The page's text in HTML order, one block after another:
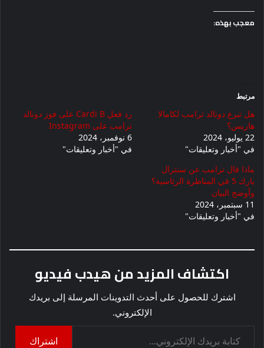
معجب بهذه:
مرتبط
هل تبرع دونالد ترامب لكامالا
هاريس؟
22 يوليو، 2024
في "أخبار وتعليقات"
رد فعل Cardi B على فوز دونالد
ترامب على Instagram
6 نوفمبر، 2024
في "أخبار وتعليقات"
ماذا قال ترامب عن سنترال
بارك 5 في المناظرة الرئاسية؟
وأوضح البيان
11 سبتمبر، 2024
في "أخبار وتعليقات"
اكتشاف المزيد من هيدب فيديو
اشترك للحصول على أحدث التدوينات المرسلة إلى بريدك
الإلكتروني.
اشتراك